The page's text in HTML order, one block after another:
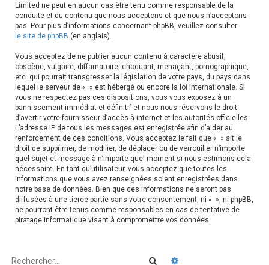
Limited ne peut en aucun cas être tenu comme responsable de la
conduite et du contenu que nous acceptons et que nous n’acceptons
pas. Pour plus d’informations concernant phpBB, veuillez consulter
le site de phpBB (en anglais).
Vous acceptez de ne publier aucun contenu à caractère abusif,
obscène, vulgaire, diffamatoire, choquant, menaçant, pornographique,
etc. qui pourrait transgresser la législation de votre pays, du pays dans
lequel le serveur de « » est hébergé ou encore la loi internationale. Si
vous ne respectez pas ces dispositions, vous vous exposez à un
bannissement immédiat et définitif et nous nous réservons le droit
d’avertir votre fournisseur d’accès à internet et les autorités officielles.
L’adresse IP de tous les messages est enregistrée afin d’aider au
renforcement de ces conditions. Vous acceptez le fait que « » ait le
droit de supprimer, de modifier, de déplacer ou de verrouiller n’importe
quel sujet et message à n’importe quel moment si nous estimons cela
nécessaire. En tant qu’utilisateur, vous acceptez que toutes les
informations que vous avez renseignées soient enregistrées dans
notre base de données. Bien que ces informations ne seront pas
diffusées à une tierce partie sans votre consentement, ni « », ni phpBB,
ne pourront être tenus comme responsables en cas de tentative de
piratage informatique visant à compromettre vos données.
Rechercher